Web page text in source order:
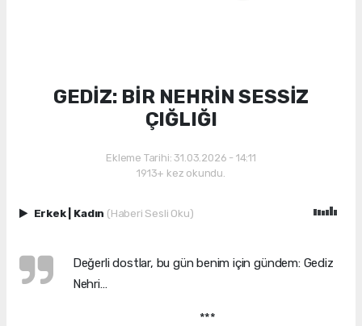
GEDİZ: BİR NEHRİN SESSİZ
ÇIĞLIĞI
Ekleme Tarihi: 31.03.2026 - 14:11
1913+ kez okundu.
Erkek Kadın (Haberi Sesli Oku)
Değerli dostlar, bu gün benim için gündem: Gediz
Nehri…
***